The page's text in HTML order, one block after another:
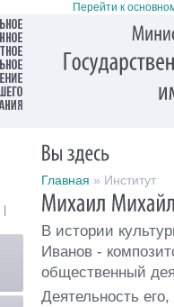
Перейти к
Главная » Институт
В истории
Иванов -
общественный
Деятельность